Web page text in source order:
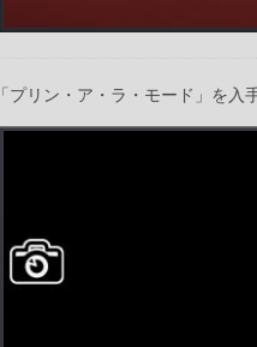
「プリン・ア・ラ・モード」を入手